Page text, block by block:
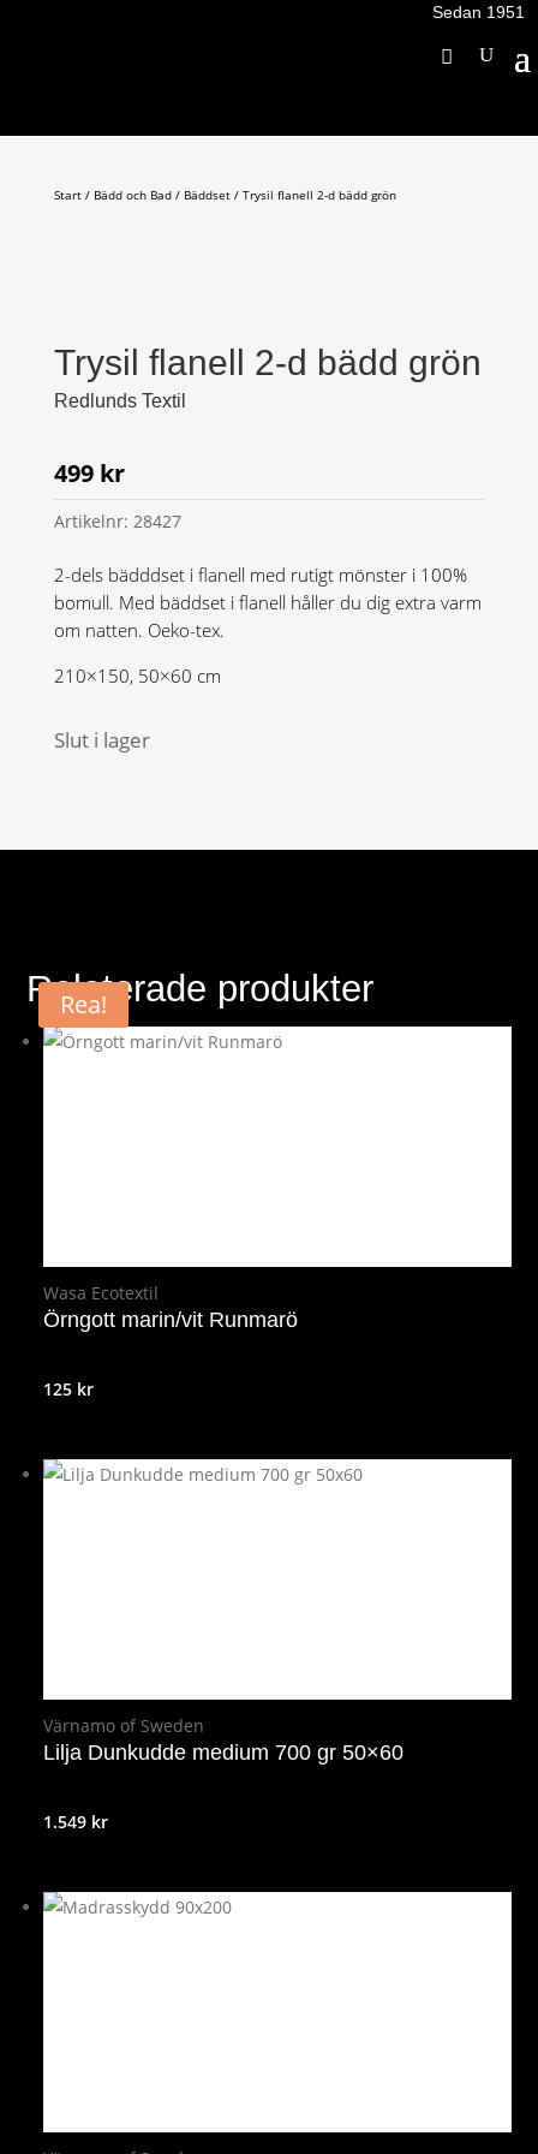
Sedan 1951
Start/ Bädd och Bad/ Bäddset/ Trysil flanell 2-d bädd grön
Trysil flanell 2-d bädd grön
Redlunds Textil
499 kr
Artikelnr: 28427
2-dels bädddset i flanell med rutigt mönster i 100%
bomull. Med bäddset i flanell håller du dig extra varm
om natten. Oeko-tex.
210×150, 50×60 cm
Slut i lager
Relaterade produkter
Wasa Ecotextil
Örngott marin/vit Runmarö
125 kr
Värnamo of Sweden
Lilja Dunkudde medium 700 gr 50×60
1.549 kr
Rea!